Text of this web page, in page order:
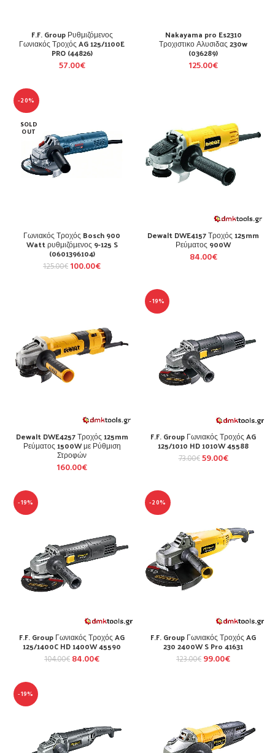
F.F. Group Ρυθμιζόμενος
Γωνιακός Τροχός AG 125/1100E
PRO (44826)
57.00€
Nakayama pro Es2310
Τροχιστικο Αλυσιδας 230w
(036289)
125.00€
-20%
SOLD
OUT
Γωνιακός Τροχός Bosch 900
Watt ρυθμιζόμενος 9-125 S
(0601396104)
125.00€ 100.00€
Dewalt DWE4157 Τροχός 125mm
Ρεύματος 900W
84.00€
Dewalt DWE4257 Τροχός 125mm
Ρεύματος 1500W με Ρύθμιση
Στροφών
160.00€
-19%
F.F. Group Γωνιακός Τροχός AG
125/1010 HD 1010W 45588
73.00€59.00€
-19%
F.F. Group Γωνιακός Τροχός AG
125/1400C HD 1400W 45590
104.00€ 84.00€
-20%
F.F. Group Γωνιακός Τροχός AG
230 2400W S Pro 41631
123.00€ 99.00€
-19%